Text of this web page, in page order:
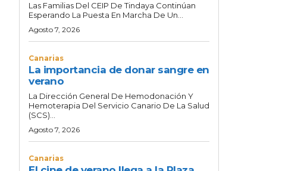
Las Familias Del CEIP De Tindaya Continúan
Esperando La Puesta En Marcha De Un...
Agosto 7, 2026
Canarias
La importancia de donar sangre en
verano
La Dirección General De Hemodonación Y
Hemoterapia Del Servicio Canario De La Salud
(SCS)...
Agosto 7, 2026
Canarias